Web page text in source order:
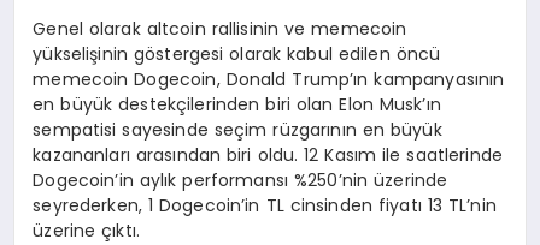
Genel olarak altcoin rallisinin ve memecoin
yükselişinin göstergesi olarak kabul edilen öncü
memecoin Dogecoin, Donald Trump’ın kampanyasının
en büyük destekçilerinden biri olan Elon Musk’ın
sempatisi sayesinde seçim rüzgarının en büyük
kazananları arasından biri oldu. 12 Kasım ile saatlerinde
Dogecoin’in aylık performansı %250’nin üzerinde
seyrederken, 1 Dogecoin’in TL cinsinden fiyatı 13 TL’nin
üzerine çıktı.